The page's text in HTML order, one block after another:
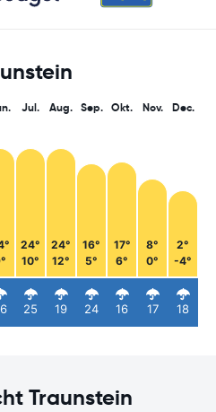
Jul.
24°
10°
25
Aug.
24°
12°
19
Sep.
16°
5°
24
Okt.
17°
6°
16
Nov.
8°
0°
17
Dec.
2°
-4°
18
Traunstein